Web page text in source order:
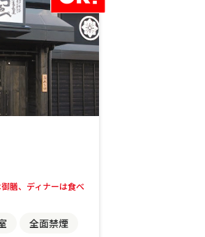
膳、ディナーは食べ
全面禁煙